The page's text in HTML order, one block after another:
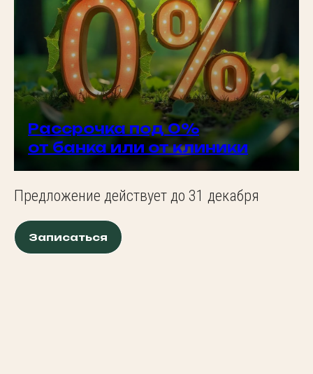
Рассрочка под 0%
от банка или от клиники
Предложение действует до 31 декабря
Записаться